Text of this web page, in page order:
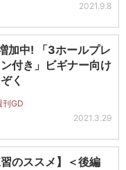
2021.9.8
加中! 「3ホールプレ
付き」ビギナー向け
く
刊GD
2021.3.29
習のススメ】＜後編